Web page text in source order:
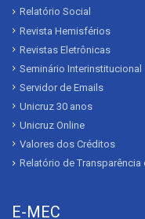
Relatório Social
Revista Hemisférios
Revistas Eletrônicas
Seminário Interinstitucional
Servidor de Emails
Unicruz 30 anos
Unicruz Online
Valores dos Créditos
Relatório de
E-MEC